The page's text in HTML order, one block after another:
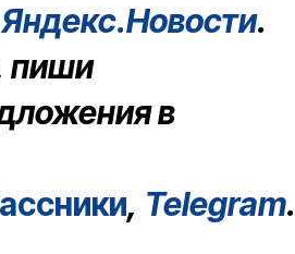
Яндекс.Новости.
пиши
в
, Telegram.